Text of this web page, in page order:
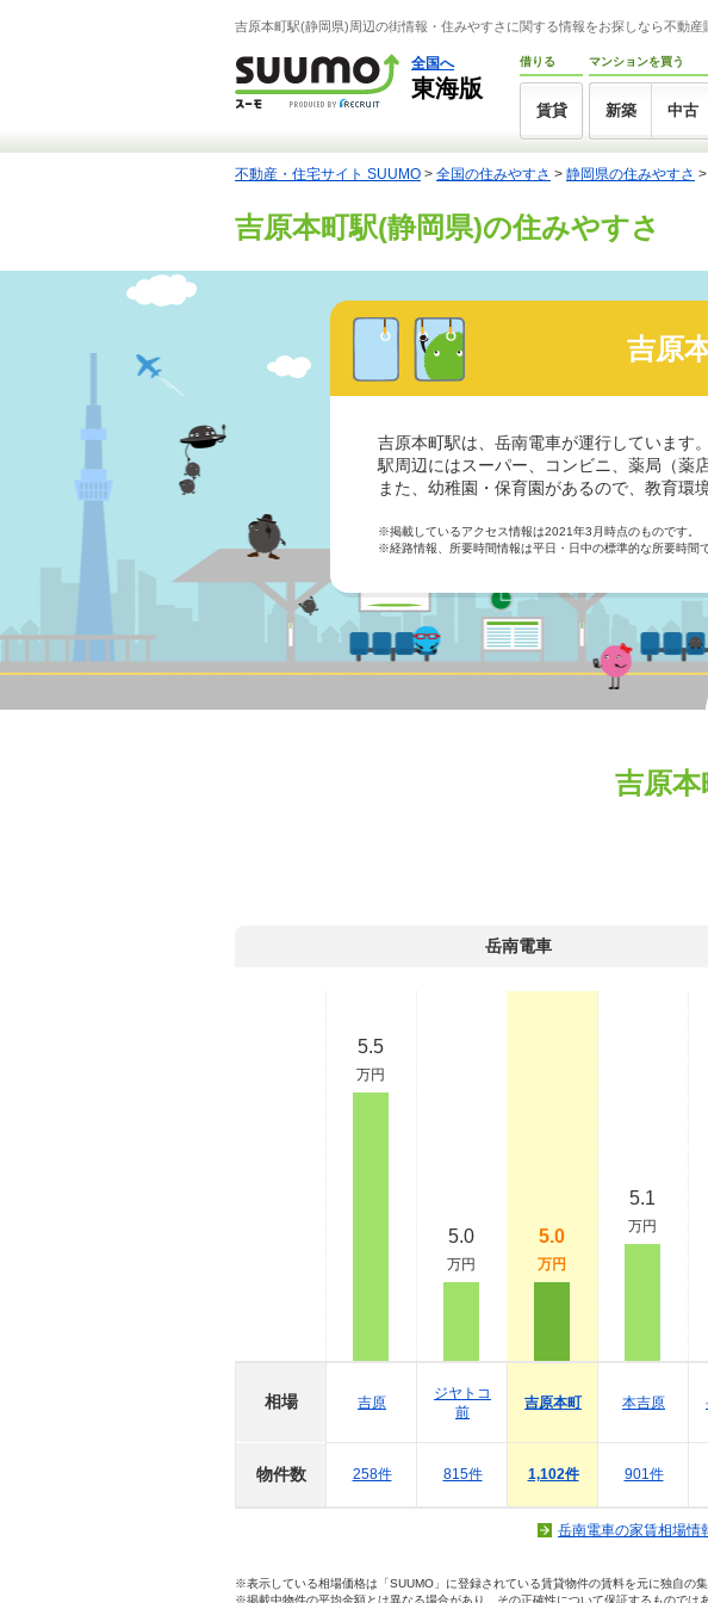
吉原本町駅(静岡県)周辺の街情報・住みやすさに関する情報をお探しなら不動
全国へ
東海版
借りる
賃貸
マンションを買う
新築 中古
不動産・住宅サイト SUUMO > 全国の住みやすさ > 静岡県の住みやすさ >
吉原本町駅(静岡県)の住みやすさ
吉原
吉原本町駅は、岳南電車が運行しています。
駅周辺にはスーパー、コンビニ、薬局（薬
また、幼稚園・保育園があるので、教育環
※掲載しているアクセス情報は2021年3月時点のものです。
※経路情報、所要時間情報は平日・日中の標準的な所要時間
吉原
岳南電車
相場
物件数
5.5
万円
吉原
258件
5.0
万円
ジヤトコ
前
815件
5.0
万円
吉原本町
1,102件
5.1
万円
本吉原
901件
岳南電車の家賃相場情
※表示している相場価格は「SUUMO」に登録されている賃貸物件の賃料を元に独自の
※掲載中物件の平均金額とは異なる場合があり、その正確性について保証するものでは